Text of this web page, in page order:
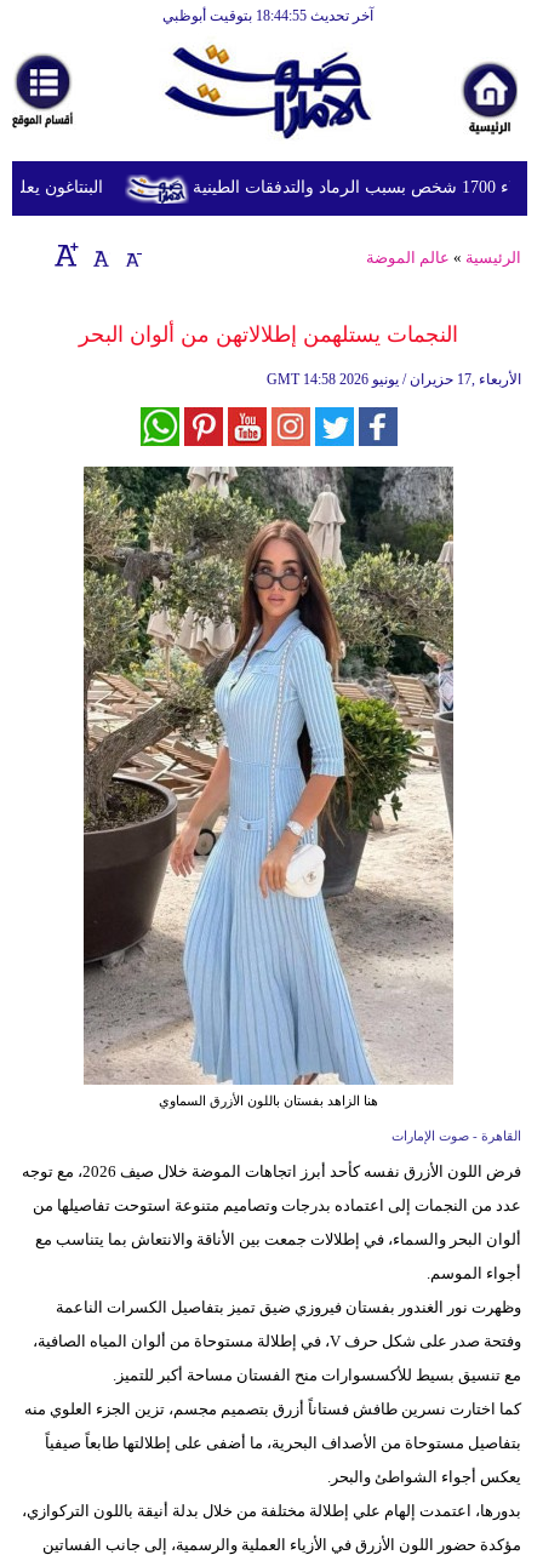
آخر تحديث 18:44:55 بتوقيت أبوظبي
أخبارعاجلة
رياضة
ثقافة
إقتصاد
وموسيقى
وتكنولوجيا
فيديو
البنتاغون يعلن
الرئيسية » عالم الموضة
النجمات يستلهمن إطلالاتهن من ألوان البحر
GMT 14:58 2026 الأربعاء ,17 حزيران / يونيو
هنا الزاهد بفستان باللون الأزرق السماوي
القاهرة - صوت الإمارات
فرض اللون الأزرق نفسه كأحد أبرز اتجاهات الموضة خلال صيف 2026، مع توجه
عدد من النجمات إلى اعتماده بدرجات وتصاميم متنوعة استوحت تفاصيلها من
ألوان البحر والسماء، في إطلالات جمعت بين الأناقة والانتعاش بما يتناسب مع
أجواء الموسم.
وظهرت نور الغندور بفستان فيروزي ضيق تميز بتفاصيل الكسرات الناعمة
وفتحة صدر على شكل حرف V، في إطلالة مستوحاة من ألوان المياه الصافية،
مع تنسيق بسيط للأكسسوارات منح الفستان مساحة أكبر للتميز.
كما اختارت نسرين طافش فستاناً أزرق بتصميم مجسم، تزين الجزء العلوي منه
بتفاصيل مستوحاة من الأصداف البحرية، ما أضفى على إطلالتها طابعاً صيفياً
يعكس أجواء الشواطئ والبحر.
بدورها، اعتمدت إلهام علي إطلالة مختلفة من خلال بدلة أنيقة باللون التركوازي،
مؤكدة حضور اللون الأزرق في الأزياء العملية والرسمية، إلى جانب الفساتين